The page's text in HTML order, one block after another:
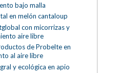
bajo malla
en melón cantaloup
con micorrizas y
aire libre
de Probelte en
al aire libre
y ecológica en apio